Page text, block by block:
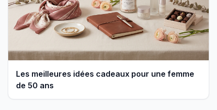
Les meilleures idées cadeaux pour une femme
de 50 ans